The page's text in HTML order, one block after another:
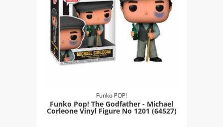
Funko POP!
Funko Pop! The Godfather - Michael
Corleone Vinyl Figure Νο 1201 (64527)